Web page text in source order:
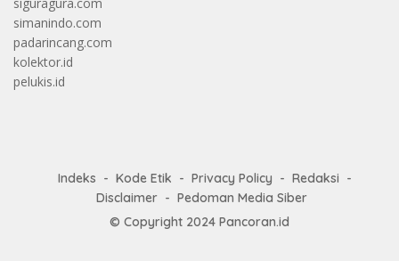
simanindo.com
padarincang.com
kolektor.id
pelukis.id
Indeks Kode Etik Privacy Policy
Redaksi
Disclaimer
Pedoman Media Siber
© Copyright 2024 Pancoran.id